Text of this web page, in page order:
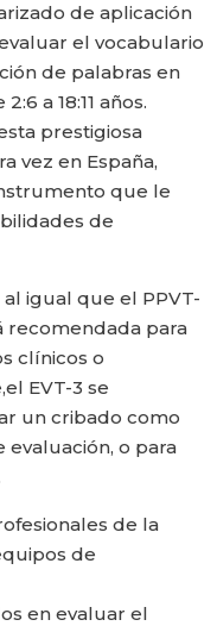
de aplicación
el vocabulario
de palabras en
a 18:11 años.
prestigiosa
vez en España,
que le
de
al igual que el PPVT-
recomendada para
clínicos o
EVT-3 se
un cribado como
o para
de la
de
en evaluar el